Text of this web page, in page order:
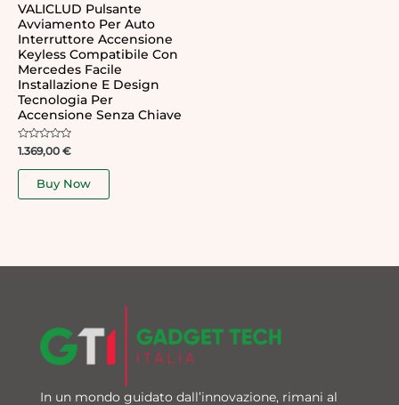
VALICLUD Pulsante
Avviamento Per Auto
Interruttore Accensione
Keyless Compatibile Con
Mercedes Facile
Installazione E Design
Tecnologia Per
Accensione Senza Chiave
Rated
0
out
1.369,00 €
Buy Now
In un mondo guidato dall’innovazione, rimani al